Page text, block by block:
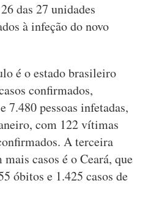
das 27 unidades
à infeção do novo
é o estado brasileiro
confirmados,
7.480 pessoas infetadas,
com 122 vítimas
A terceira
casos é o Ceará, que
óbitos e 1.425 casos de